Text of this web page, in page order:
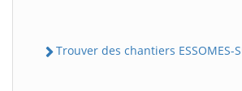
Trouver des chantiers ESSOMES-